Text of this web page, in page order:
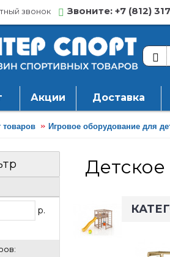
звонок Звоните: +7 (812)
Акции Доставка
товаров Игровое оборудование для
р.